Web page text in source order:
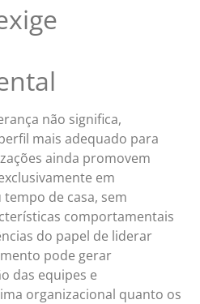
não significa,
mais adequado para
ainda promovem
em
de casa, sem
comportamentais
do papel de liderar
pode gerar
das equipes e
organizacional quanto os